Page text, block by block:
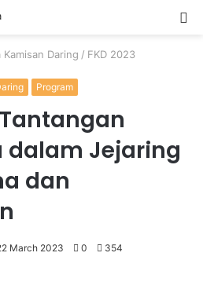
Kamisan Daring / FKD 2023
Program
dalam Jejaring
dan
March 2023 0 354